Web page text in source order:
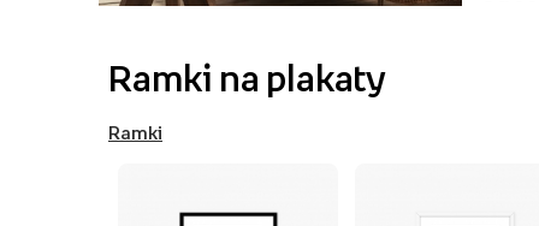
Ramki na plakaty
Ramki